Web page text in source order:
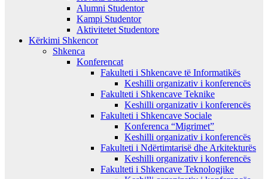
Alumni Studentor
Kampi Studentor
Aktivitetet Studentore
Kërkimi Shkencor
Shkenca
Konferencat
Fakulteti i Shkencave të Informatikës
Keshilli organizativ i konferencës
Fakulteti i Shkencave Teknike
Keshilli organizativ i konferencës
Fakulteti i Shkencave Sociale
Konferenca “Migrimet”
Keshilli organizativ i konferencës
Fakulteti i Ndërtimtarisë dhe Arkitekturës
Keshilli organizativ i konferencës
Fakulteti i Shkencave Teknologjike